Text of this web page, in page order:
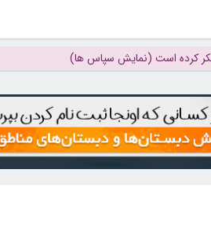
کرده است (نمایش سپاس ها)